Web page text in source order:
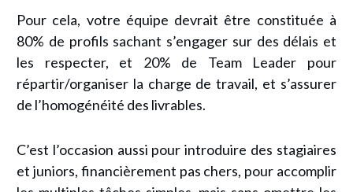
Pour cela, votre équipe devrait être constituée à
80% de profils sachant s’engager sur des délais et
les respecter, et 20% de Team Leader pour
répartir/organiser la charge de travail, et s’assurer
de l’homogénéité des livrables.
C’est l’occasion aussi pour introduire des stagiaires
et juniors, financièrement pas chers, pour accomplir